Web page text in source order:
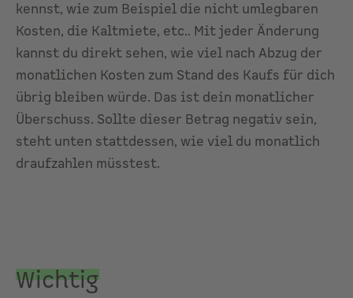
kennst, wie zum Beispiel die nicht umlegbaren
Kosten, die Kaltmiete, etc.. Mit jeder Änderung
kannst du direkt sehen, wie viel nach Abzug der
monatlichen Kosten zum Stand des Kaufs für dich
übrig bleiben würde. Das ist dein monatlicher
Überschuss. Sollte dieser Betrag negativ sein,
steht unten stattdessen, wie viel du monatlich
draufzahlen müsstest.
Wichtig